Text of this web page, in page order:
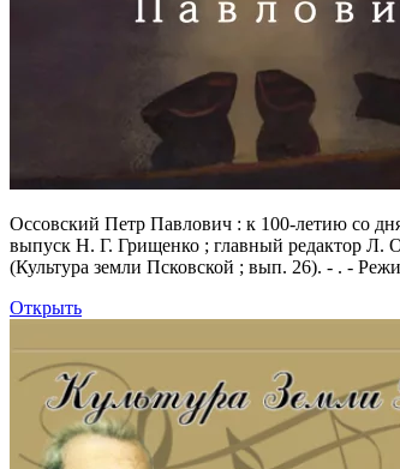
Оссовский Петр Павлович : к 100-летию со
выпуск Н. Г. Грищенко ; главный редактор
(Культура земли Псковской ; вып. 26). - . -
Открыть